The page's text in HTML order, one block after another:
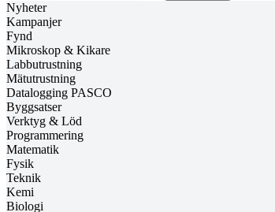
Nyheter
Kampanjer
Fynd
Mikroskop & Kikare
Labbutrustning
Mätutrustning
Datalogging PASCO
Byggsatser
Verktyg & Löd
Programmering
Matematik
Fysik
Teknik
Kemi
Biologi